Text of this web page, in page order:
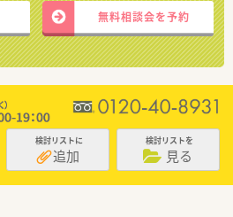
無料相談会を予約
検討リストに
追加
検討リストを
見る